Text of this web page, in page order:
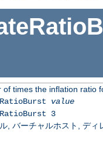
of times the inflation ratio
value
3
, バーチャルホスト, ディ